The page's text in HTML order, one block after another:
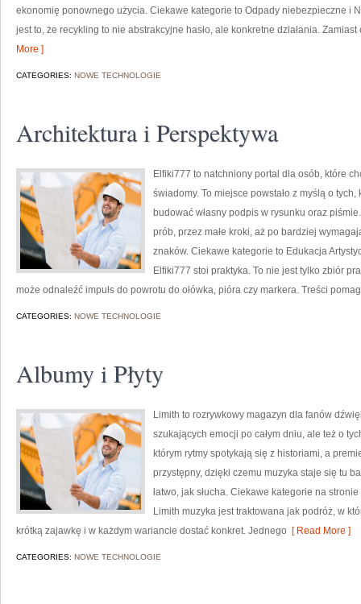
ekonomię ponownego użycia. Ciekawe kategorie to Odpady niebezpieczne i
jest to, że recykling to nie abstrakcyjne hasło, ale konkretne działania. Zamiast
More ]
CATEGORIES: NOWE TECHNOLOGIE
Architektura i Perspektywa
Elfiki777 to natchniony portal dla osób, które
świadomy. To miejsce powstało z myślą o
budować własny podpis w rysunku oraz
prób, przez małe kroki, aż po bardziej
znaków. Ciekawe kategorie to Edukacja
Elfiki777 stoi praktyka. To nie jest tylko zbiór
może odnaleźć impuls do powrotu do ołówka, pióra czy markera. Treści
CATEGORIES: NOWE TECHNOLOGIE
Albumy i Płyty
Limith to rozrywkowy magazyn dla fanów
szukających emocji po całym dniu, ale też o
którym rytmy spotykają się z historiami, a
przystępny, dzięki czemu muzyka staje się tu
łatwo, jak słucha. Ciekawe kategorie na
Limith muzyka jest traktowana jak podróż, w
krótką zajawkę i w każdym wariancie dostać konkret. Jednego [ Read More ]
CATEGORIES: NOWE TECHNOLOGIE